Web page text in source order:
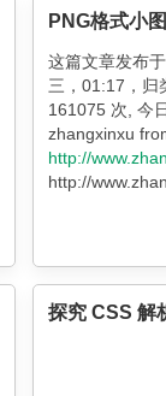
这篇文章发布
三，01:17，归
161075 次, 今
zhangxinxu
http://
http://
探究 CSS 解